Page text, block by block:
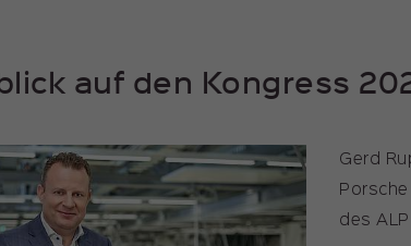
auf den Kongress
Gerd
des